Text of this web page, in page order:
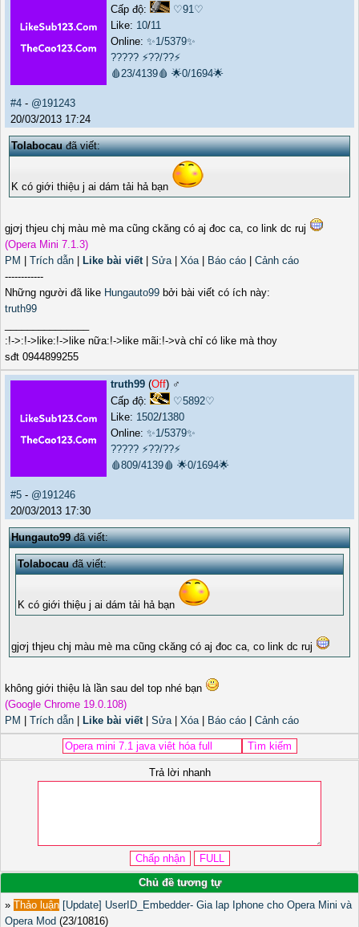
Cấp độ:
♡91♡
Like: 10/11
Online: ✨1/5379✨
????? ⚡??/??⚡
🩸23/4139🩸 🌟0/1694🌟
#4 - @191243
20/03/2013 17:24
Tolabocauđã viết:
K có giới thiệu j ai dám tải hả bạn
gjơj thjeu chj màu mè ma cũng ckăng có aj đoc ca, co link dc ruj
(Opera Mini 7.1.3)
PM
Trích dẫn Like bài viết| Sửa| Xóa| Báo cáo
Cảnh cáo
------------
Những người đã like Hungauto99 bởi bài viết có ích này:
truth99
:!->:!->like:!->like nữa:!->like mãi:!->và chỉ có like mà thoy
sđt 0944899255
truth99 (Off) ♂️
Cấp độ:
♡5892♡
Like: 1502/1380
Online: ✨1/5379✨
????? ⚡??/??⚡
🩸809/4139🩸 🌟0/1694🌟
#5 - @191246
20/03/2013 17:30
Hungauto99đã viết:
Tolabocauđã viết:
K có giới thiệu j ai dám tải hả bạn
gjơj thjeu chj màu mè ma cũng ckăng có aj đoc ca, co link dc ruj
không giới thiệu là lần sau del top nhé bạn
(Google Chrome 19.0.108)
PM
Trích dẫn Like bài viết| Sửa| Xóa| Báo cáo Cảnh cáo
Trả lời nhanh
Chủ đề tương tự
» Thảo luận [Update] UserID_Embedder- Gia lap Iphone cho Opera Mini và
Opera Mod (23/10816)